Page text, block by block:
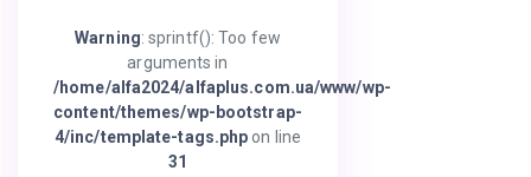
Warning: sprintf(): Too few
arguments in
/home/alfa2024/alfaplus.com.ua/www/wp-
content/themes/wp-bootstrap-
4/inc/template-tags.php on line
31